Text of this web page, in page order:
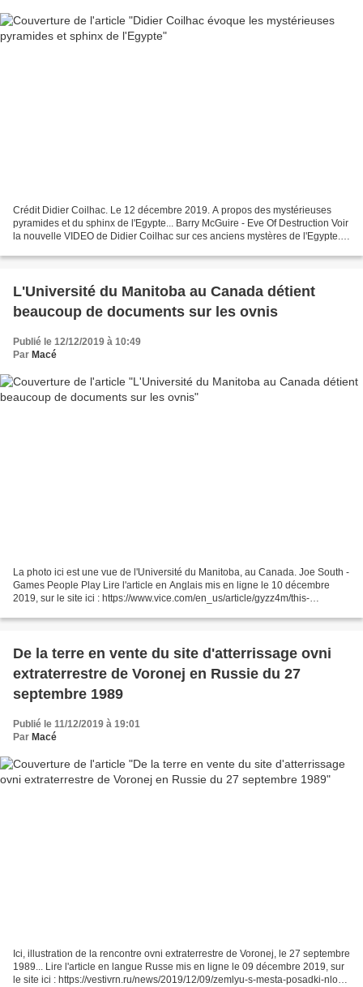
Crédit Didier Coilhac. Le 12 décembre 2019. A propos des mystérieuses
pyramides et du sphinx de l'Egypte... Barry McGuire - Eve Of Destruction Voir
la nouvelle VIDEO de Didier Coilhac sur ces anciens mystères de l'Egypte.
L'Université du Manitoba au Canada détient
beaucoup de documents sur les ovnis
Publié le 12/12/2019 à 10:49
Par Macé
La photo ici est une vue de l'Université du Manitoba, au Canada. Joe South -
Games People Play Lire l'article en Anglais mis en ligne le 10 décembre
2019, sur le site ici : https://www.vice.com/en_us/article/gyzz4m/this-
De la terre en vente du site d'atterrissage ovni
extraterrestre de Voronej en Russie du 27
septembre 1989
Publié le 11/12/2019 à 19:01
Par Macé
Ici, illustration de la rencontre ovni extraterrestre de Voronej, le 27 septembre
1989... Lire l'article en langue Russe mis en ligne le 09 décembre 2019, sur
le site ici : https://vestivrn.ru/news/2019/12/09/zemlyu-s-mesta-posadki-nlo-v-